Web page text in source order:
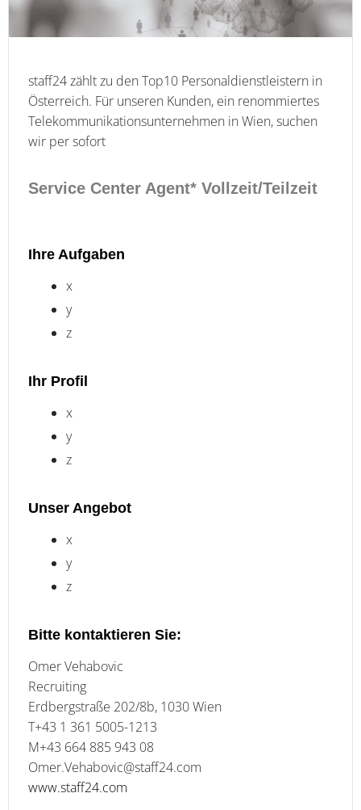
staff24 zählt zu den Top10 Personaldienstleistern in
Österreich. Für unseren Kunden, ein renommiertes
Telekommunikationsunternehmen in Wien, suchen
wir per sofort
Service Center Agent* Vollzeit/Teilzeit
Ihre Aufgaben
x
y
z
Ihr Profil
x
y
z
Unser Angebot
x
y
z
Bitte kontaktieren Sie:
Omer Vehabovic
Recruiting
Erdbergstraße 202/8b, 1030 Wien
T+43 1 361 5005-1213
M+43 664 885 943 08
Omer.Vehabovic@staff24.com
www.staff24.com